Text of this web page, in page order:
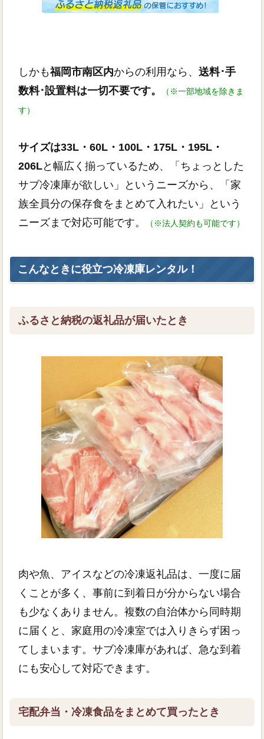
しかも福岡市南区内からの利用なら、 送料･手
数料･設置料は一切不要です。
（※一部地域を除きま
す）
サイズは33L・60L・100L・175L・195L・
206Lと幅広く揃っているため、「ちょっとした
サブ冷凍庫が欲しい」というニーズから、「家
族全員分の保存食をまとめて入れたい」という
ニーズまで対応可能です。
（※法人契約も可能です）
こんなときに役立つ冷凍庫レンタル！
ふるさと納税の返礼品が届いたとき
肉や魚、アイスなどの冷凍返礼品は、一度に届
くことが多く、事前に到着日が分からない場合
も少なくありません。複数の自治体から同時期
に届くと、家庭用の冷凍室では入りきらず困っ
てしまいます。サブ冷凍庫があれば、急な到着
にも安心して対応できます。
宅配弁当・冷凍食品をまとめて買ったとき